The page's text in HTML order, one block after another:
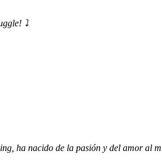
⤵️
ha nacido de la pasión y del amor al